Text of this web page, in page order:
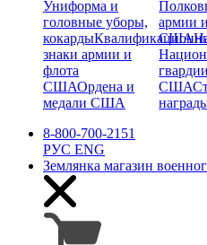
Униформа и
головные уборы,
кокарды
знаки армии и
флота
СШАОрдена и
медали США
армии
США
гвардии
США
8-800-700-2151
РУС ENG
Землянка магазин